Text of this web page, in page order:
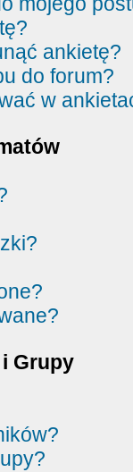
ankietę?
do forum?
w
Grupy